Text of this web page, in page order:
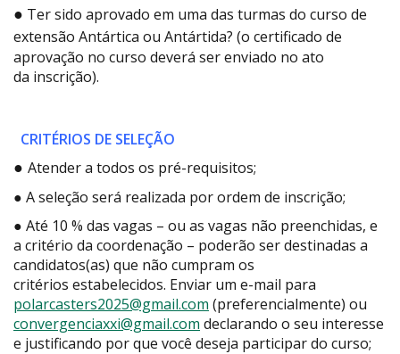
● Ter sido aprovado em uma das turmas do curso de
extensão Antártica ou Antártida? (o certificado de
aprovação no curso deverá ser enviado no ato
da inscrição).
CRITÉRIOS DE SELEÇÃO
● Atender a todos os pré-requisitos;
● A seleção será realizada por ordem de inscrição;
● Até 10 % das vagas – ou as vagas não preenchidas, e
a critério da coordenação – poderão ser destinadas a
candidatos(as) que não cumpram os
critérios estabelecidos. Enviar um e-mail para
polarcasters2025@gmail.com (preferencialmente) ou
convergenciaxxi@gmail.com declarando o seu interesse
e justificando por que você deseja participar do curso;